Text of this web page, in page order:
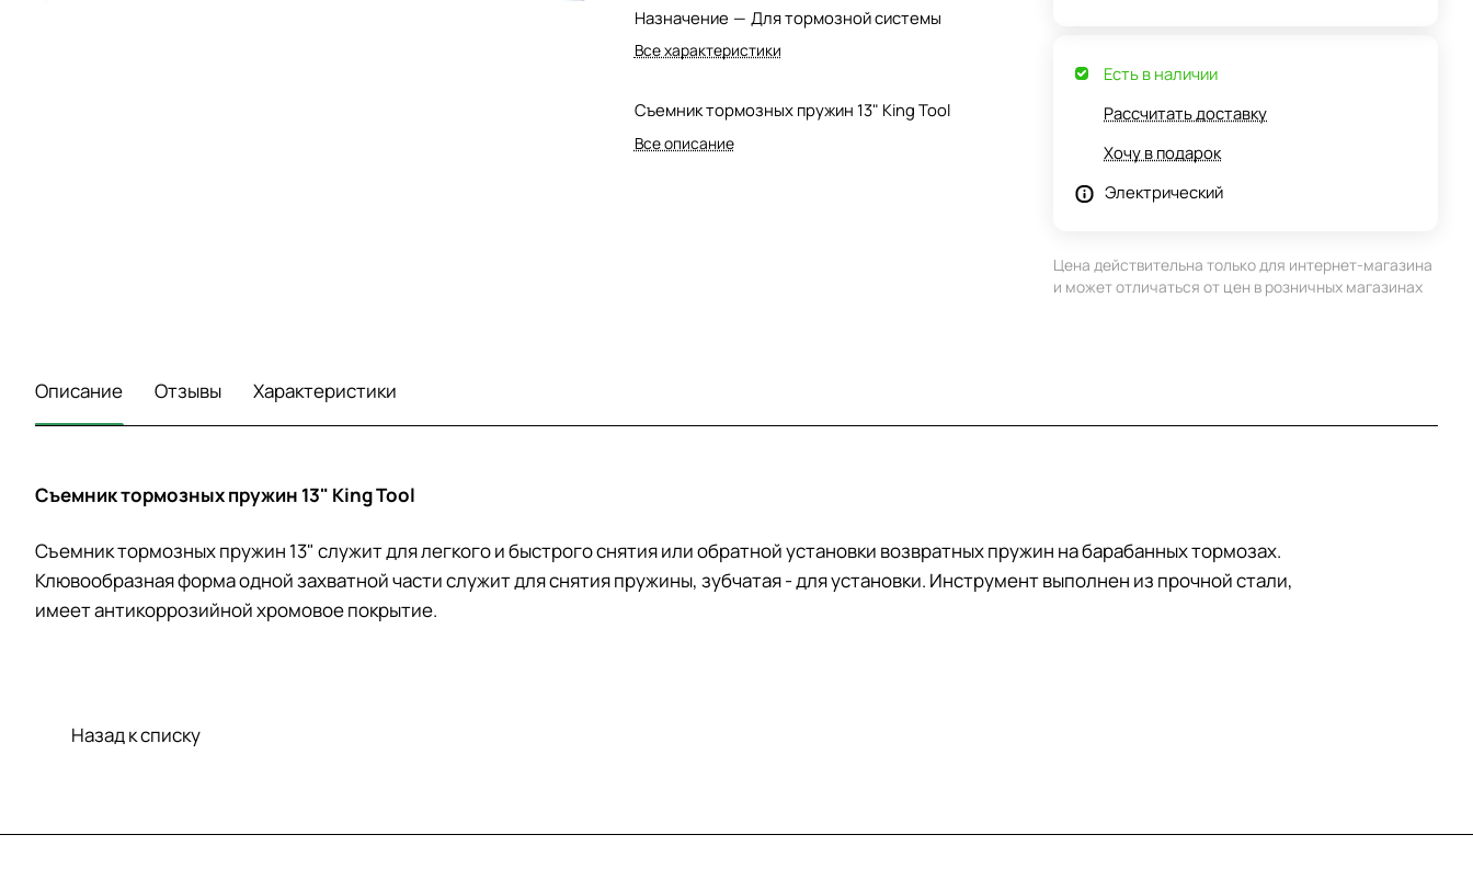
Назначение — Для тормозной системы
Все характеристики
Съемник тормозных пружин 13" King Tool
Все описание
Есть в наличии
Рассчитать доставку
Хочу в подарок
Электрический
Цена действительна только для интернет-магазина
и может отличаться от цен в розничных магазинах
Описание Отзывы Характеристики
Съемник тормозных пружин 13" King Tool
Съемник тормозных пружин 13" служит для легкого и быстрого снятия или обратной установки возвратных пружин на барабанных тормозах.
Клювообразная форма одной захватной части служит для снятия пружины, зубчатая - для установки. Инструмент выполнен из прочной стали,
имеет антикоррозийной хромовое покрытие.
Назад к списку